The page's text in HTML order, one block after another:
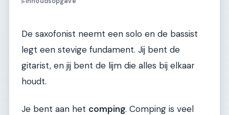
▶
De saxofonist neemt een solo en de bassist
legt een stevige fundament. Jij bent de
gitarist, en jij bent de lijm die alles bij elkaar
houdt.
Je bent aan het comping. Comping is veel